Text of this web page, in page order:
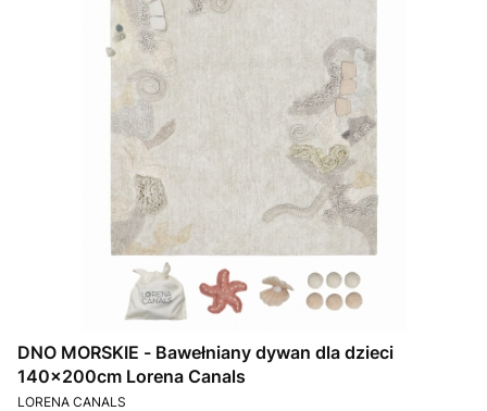
DNO MORSKIE - Bawełniany dywan dla dzieci
140x200cm Lorena Canals
PRODUCENT
LORENA CANALS